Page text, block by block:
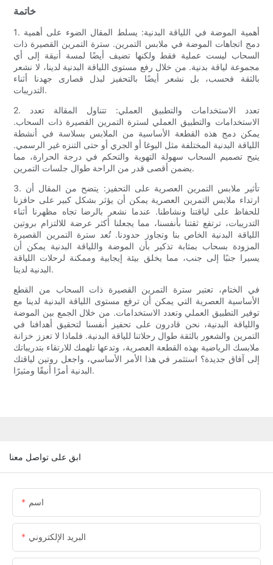
خاتمة
1. أهمية الموضة في اللياقة البدنية: يسلط المقال الضوء على أهمية
دمج اتجاهات الموضة في ملابس التمرين. سترة التمرين القصيرة ذات
السحاب ليست عملية فقط ولكنها تضيف أيضًا لمسة أنيقة إلى أي
مجموعة لياقة بدنية. من خلال رفع مستوى اللياقة البدنية لدينا، لا نشعر
بالثقة فحسب، بل نشعر أيضًا بالتحفيز لبذل قصارى جهدنا أثناء
التدريبات.
2. تعدد الاستخدامات والتطبيق العملي: تتناول المقالة تعدد
الاستخدامات والتطبيق العملي لسترة التمرين القصيرة ذات السحاب.
يمكن دمج هذه القطعة الأساسية من الملابس بسلاسة في أنشطة
اللياقة البدنية المختلفة مثل اليوغا أو الجري أو حتى التنزه غير الرسمي.
يتيح تصميم السحاب سهولة التهوية والتحكم في درجة الحرارة، مما
يضمن أقصى قدر من الراحة طوال جلسات التمرين.
3. تأثير ملابس التمرين العصرية على التحفيز: يتضح من المقال أن
ارتداء ملابس التمرين العصرية يمكن أن يؤثر بشكل كبير على حافزنا
للحفاظ على لياقتنا ونشاطنا. عندما نشعر بالرضا تجاه مظهرنا أثناء
التدريبات، ترتفع ثقتنا بأنفسنا، مما يجعلنا أكثر عرضة للالتزام بروتين
اللياقة البدنية الخاص بنا وتجاوز حدودنا. تُعد سترة التمرين القصيرة
المزودة بسحاب بمثابة تذكير بأن الموضة واللياقة البدنية يمكن أن
يسيرا جنبًا إلى جنب، مما يخلق بيئة إيجابية وممكنة لرحلات اللياقة
البدنية لدينا.
في الختام، تعتبر سترة التمرين القصيرة ذات السحاب من القطع
الأساسية العصرية التي يمكن أن ترفع مستوى اللياقة البدنية لدينا مع
توفير التطبيق العملي وتعدد الاستخدامات. من خلال الجمع بين الموضة
واللياقة البدنية، نحن قادرون على تحفيز أنفسنا لتحقيق أهدافنا في
التمرين والشعور بالثقة طوال رحلاتنا للياقة البدنية. فلماذا لا تعزز خزانة
ملابسك الرياضية بهذه القطعة العصرية، وتدعها تلهمك للارتقاء بتدريباتك
إلى آفاق جديدة؟ استثمر في هذا الأمر الأساسي، واجعل روتين لياقتك
البدنية أمرًا أنيقًا ومثيرًا.
ابق على تواصل معنا
اسم
البريد الإلكتروني